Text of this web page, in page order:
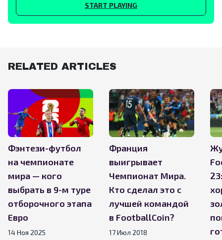
START PLAYING
RELATED ARTICLES
Фэнтези-футбол
на чемпионате
мира — кого
выбрать в 9-м туре
отборочного этапа
Евро
14 Ноя 2025
Франция
выигрывает
Чемпионат Мира.
Кто сделал это с
лучшей командой
в FootballCoin?
17 Июл 2018